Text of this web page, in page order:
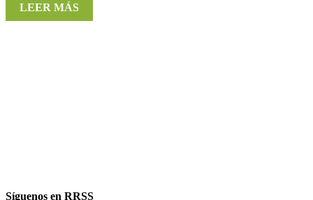
LEER MÁS
Síguenos en RRSS